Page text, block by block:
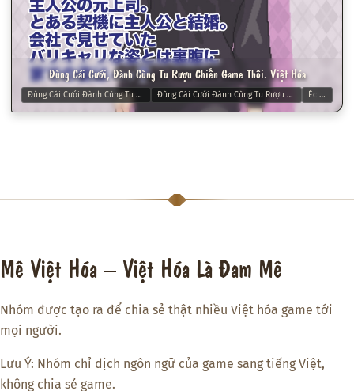
Đùng Cái Cưới, Đành Cùng Tu Rượu Chiến Game Thôi. Việt Hóa
Đùng Cái Cưới Đành Cùng Tu Rượu Chiến Game Thôi. Đùng Cái Cưới Đành Cùng Tu Rượu Chiến Game Thôi. Việt Hóa Éc éc éc
Mê Việt Hóa – Việt Hóa Là Đam Mê
Nhóm được tạo ra để chia sẻ thật nhiều Việt hóa game tới
mọi người.
Lưu Ý: Nhóm chỉ dịch ngôn ngữ của game sang tiếng Việt,
không chia sẻ game.